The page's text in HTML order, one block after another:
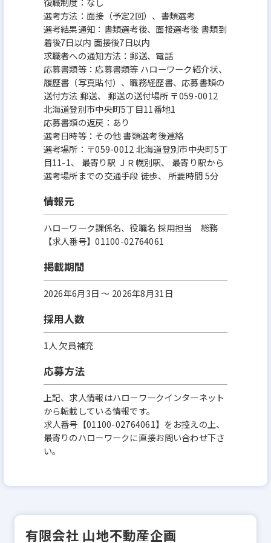
選考方法：面接（予定2回）、書類選考
選考結果通知：書類選考後、面接選考後 書類到
着後7日以内 面接後7日以内
求職者への通知方法：郵送、電話
応募書類等：応募書類等 ハローワーク紹介状、
履歴書（写真貼付）、職務経歴書、応募書類の
送付方法 郵送、 郵送の送付場所 〒059-0012
北海道登別市中央町5丁目11番地1
応募書類の返戻：あり
選考日時等：その他 書類選考後連絡
選考場所：〒059-0012 北海道登別市中央町5丁
目11-1、 最寄り駅 ＪＲ幌別駅、 最寄り駅から
選考場所までの交通手段 徒歩、 所要時間 5分
情報元
ハローワーク課係名、役職名 採用担当 総務
【求人番号】01100-02764061
掲載期間
2026年6月3日 〜 2026年8月31日
採用人数
1人 欠員補充
応募方法
上記、求人情報はハローワークインターネット
から転載している情報です。
求人番号【01100-02764061】をお控えの上、
最寄りのハローワークに直接お問い合わせ下さ
い。
有限会社 山地不動産企画